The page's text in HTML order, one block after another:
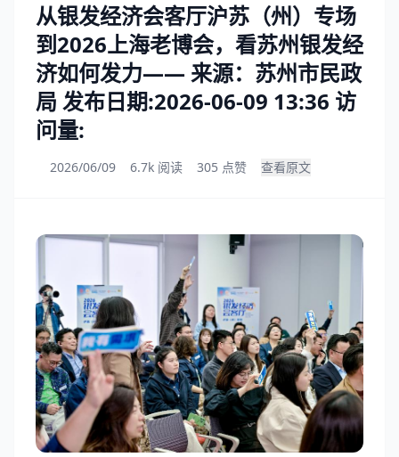
从银发经济会客厅沪苏（州）专场
到2026上海老博会，看苏州银发经
济如何发力—— 来源：苏州市民政
局 发布日期:2026-06-09 13:36 访
问量:
2026/06/09 6.7k 阅读 305 点赞 查看原文